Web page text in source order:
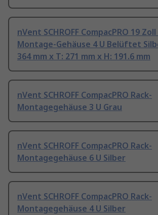
nVent SCHROFF CompacPRO 19 Zoll
Montage-Gehäuse 4 U Belüftet
364 mm x T: 271 mm x H: 191.6 mm
nVent SCHROFF CompacPRO Rack-
Montagegehäuse 3 U Grau
nVent SCHROFF CompacPRO Rack-
Montagegehäuse 6 U Silber
nVent SCHROFF CompacPRO Rack-
Montagegehäuse 4 U Silber